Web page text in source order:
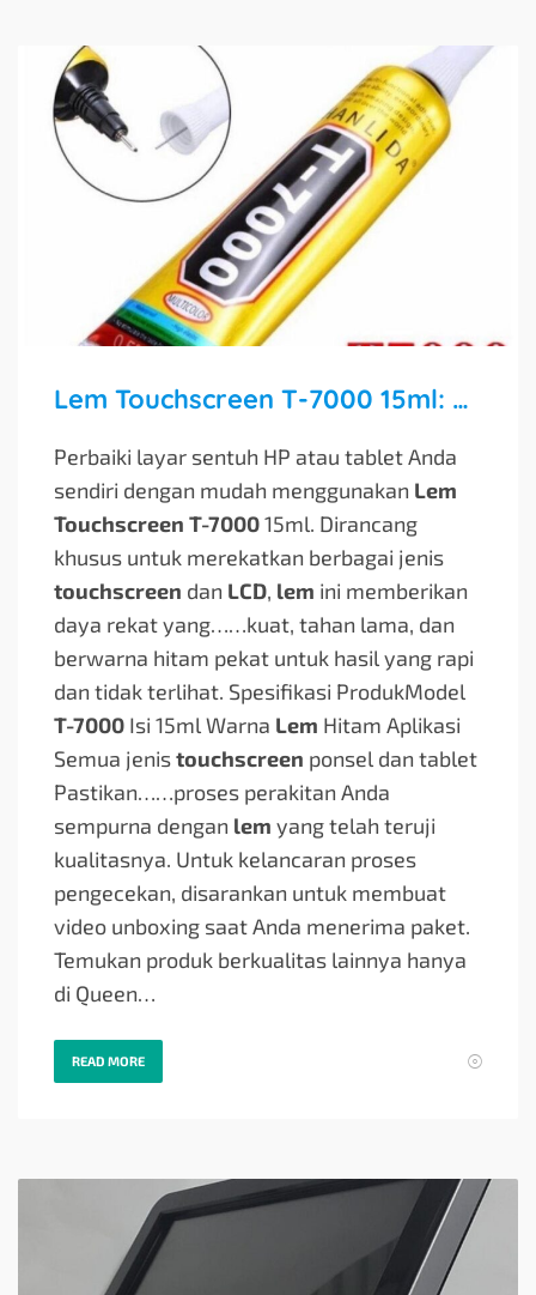
Lem Touchscreen T-7000 15ml: Solusi Pasang Ulang Layar HP & Tablet dengan Presisi
Perbaiki layar sentuh HP atau tablet Anda
sendiri dengan mudah menggunakan Lem
Touchscreen T-700015ml. Dirancang
khusus untuk merekatkan berbagai jenis
touchscreen dan LCD, lem ini memberikan
daya rekat yang……kuat, tahan lama, dan
berwarna hitam pekat untuk hasil yang rapi
dan tidak terlihat. Spesifikasi ProdukModel
T-7000 Isi 15ml Warna Lem Hitam Aplikasi
Semua jenistouchscreen ponsel dan tablet
Pastikan……proses perakitan Anda
sempurna dengan lem yang telah teruji
kualitasnya. Untuk kelancaran proses
pengecekan, disarankan untuk membuat
video unboxing saat Anda menerima paket.
Temukan produk berkualitas lainnya hanya
di Queen…
READ MORE